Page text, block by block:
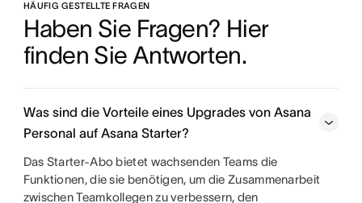
HÄUFIG GESTELLTE FRAGEN
Haben Sie Fragen? Hier
finden Sie Antworten.
Was sind die Vorteile eines Upgrades von Asana
Personal auf Asana Starter?
Das Starter-Abo bietet wachsenden Teams die
Funktionen, die sie benötigen, um die Zusammenarbeit
zwischen Teamkollegen zu verbessern, den